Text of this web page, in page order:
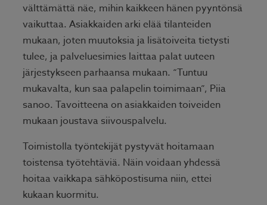
välttämättä näe, mihin kaikkeen hänen pyyntönsä
vaikuttaa. Asiakkaiden arki elää tilanteiden
mukaan, joten muutoksia ja lisätoiveita tietysti
tulee, ja palveluesimies laittaa palat uuteen
järjestykseen parhaansa mukaan. “Tuntuu
mukavalta, kun saa palapelin toimimaan”, Piia
sanoo. Tavoitteena on asiakkaiden toiveiden
mukaan joustava siivouspalvelu.
Toimistolla työntekijät pystyvät hoitamaan
toistensa työtehtäviä. Näin voidaan yhdessä
hoitaa vaikkapa sähköpostisuma niin, ettei
kukaan kuormitu.